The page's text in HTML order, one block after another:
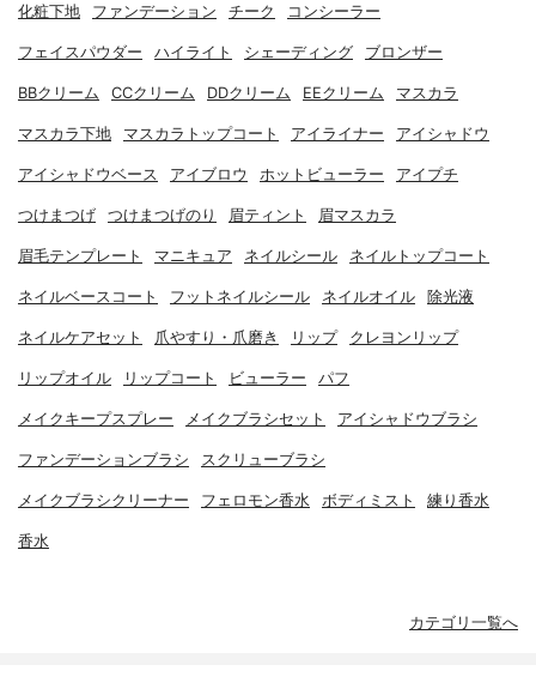
化粧下地 ファンデーション チーク コンシーラー
フェイスパウダー ハイライト シェーディング ブロンザー
BBクリーム CCクリーム DDクリーム EEクリーム マスカラ
マスカラ下地 マスカラトップコート アイライナー アイシャドウ
アイシャドウベース アイブロウ ホットビューラー アイプチ
つけまつげ つけまつげのり 眉ティント 眉マスカラ
眉毛テンプレート マニキュア ネイルシール ネイルトップコート
ネイルベースコート フットネイルシール ネイルオイル 除光液
ネイルケアセット 爪やすり・爪磨き リップ クレヨンリップ
リップオイル リップコート ビューラー パフ
メイクキープスプレー メイクブラシセット アイシャドウブラシ
ファンデーションブラシ スクリューブラシ
メイクブラシクリーナー フェロモン香水 ボディミスト 練り香水
香水
カテゴリ一覧へ